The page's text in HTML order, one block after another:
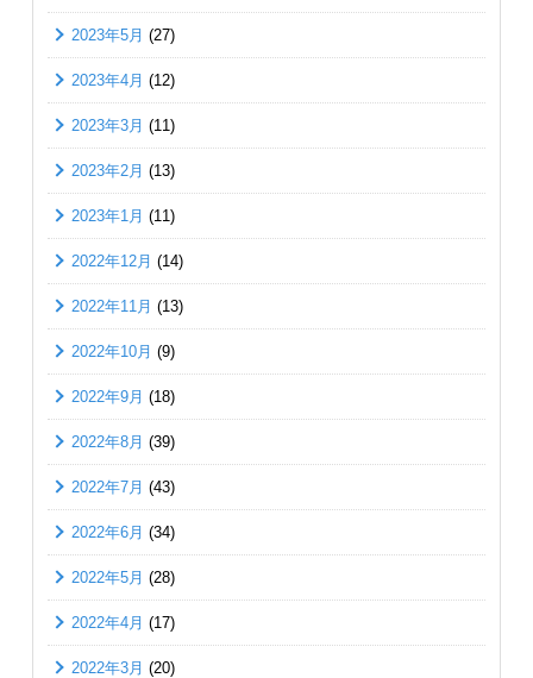
2023年5月 (27)
2023年4月 (12)
2023年3月 (11)
2023年2月 (13)
2023年1月 (11)
2022年12月 (14)
2022年11月 (13)
2022年10月 (9)
2022年9月 (18)
2022年8月 (39)
2022年7月 (43)
2022年6月 (34)
2022年5月 (28)
2022年4月 (17)
2022年3月 (20)